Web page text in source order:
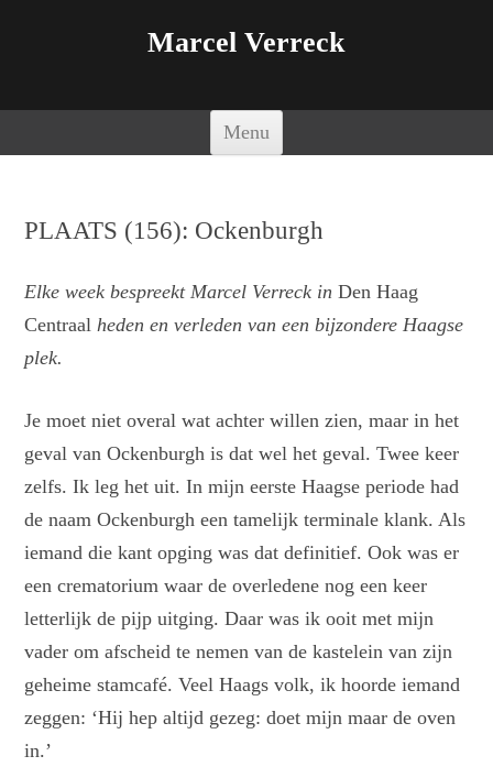
Marcel Verreck
Menu
PLAATS (156): Ockenburgh
Elke week bespreekt Marcel Verreck in Den Haag
Centraal heden en verleden van een bijzondere Haagse
plek.
Je moet niet overal wat achter willen zien, maar in het
geval van Ockenburgh is dat wel het geval. Twee keer
zelfs. Ik leg het uit. In mijn eerste Haagse periode had
de naam Ockenburgh een tamelijk terminale klank. Als
iemand die kant opging was dat definitief. Ook was er
een crematorium waar de overledene nog een keer
letterlijk de pijp uitging. Daar was ik ooit met mijn
vader om afscheid te nemen van de kastelein van zijn
geheime stamcafé. Veel Haags volk, ik hoorde iemand
zeggen: ‘Hij hep altijd gezeg: doet mijn maar de oven
in.’